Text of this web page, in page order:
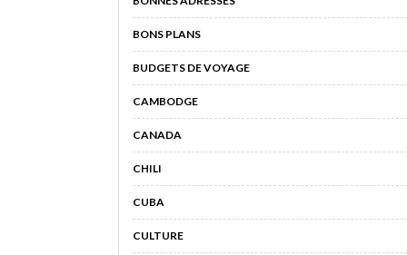
BONS PLANS
BUDGETS DE VOYAGE
CAMBODGE
CANADA
CHILI
CUBA
CULTURE